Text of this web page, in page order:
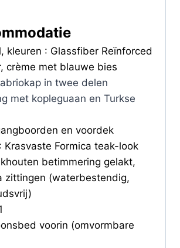
kleuren : Glassfiber Reïnforced
crème met blauwe bies
in twee delen
met kopleguaan en Turkse
en voordek
Krasvaste Formica teak-look
betimmering gelakt,
zittingen (waterbestendig,
voorin (omvormbare